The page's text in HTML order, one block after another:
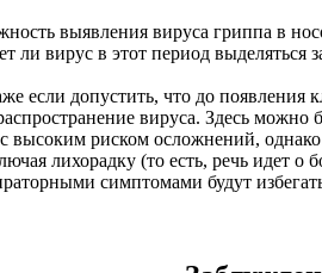
выявления вируса гриппа в
ли вирус в этот период выделяться
если допустить, что до
вируса. Здесь
высоким риском осложнений,
лихорадку (то есть, речь идет о
симптомами будут